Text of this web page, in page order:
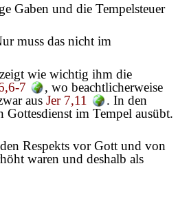
Gaben und die Tempelsteuer
muss das nicht im
wie wichtig ihm die
7
, wo beachtlicherweise
aus Jer 7,11
. In den
im Tempel ausübt.
Respekts vor Gott und von
waren und deshalb als